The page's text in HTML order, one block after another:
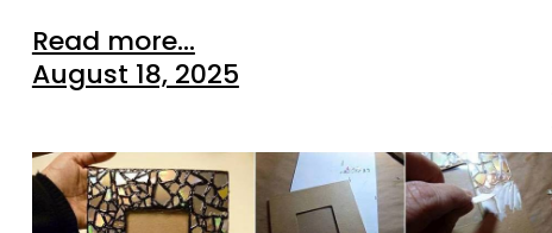
Read more...
August 18, 2025